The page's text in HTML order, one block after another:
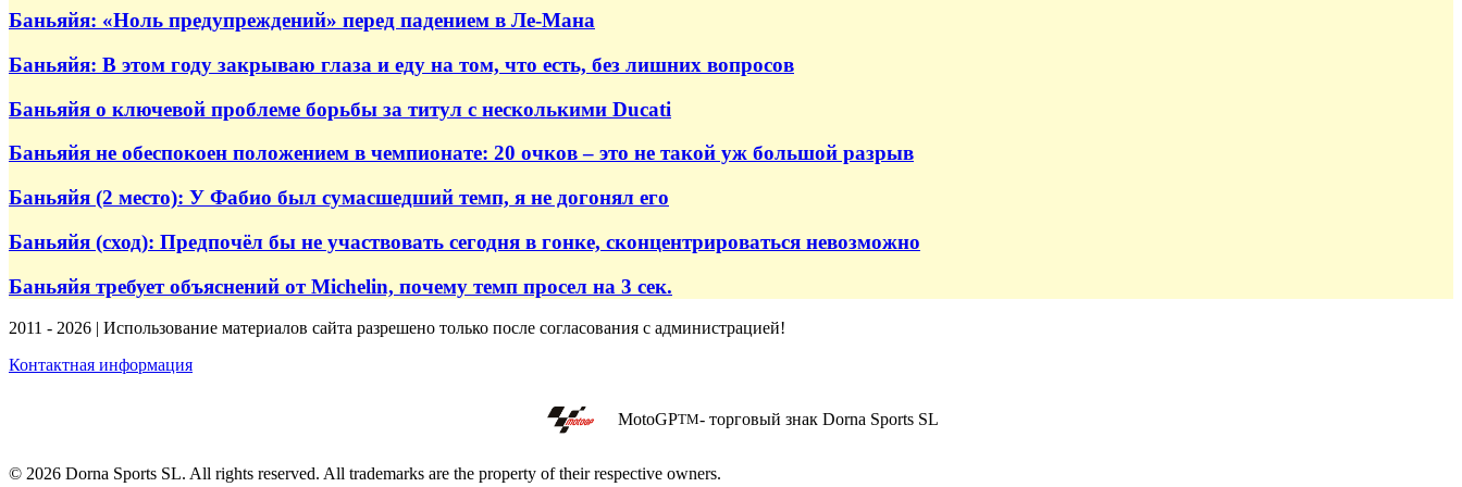
Баньяйя: «Ноль предупреждений» перед падением в Ле-Мана
Баньяйя: В этом году закрываю глаза и еду на том, что есть, без лишних вопросов
Баньяйя о ключевой проблеме борьбы за титул с несколькими Ducati
Баньяйя не обеспокоен положением в чемпионате: 20 очков – это не такой уж большой разрыв
Баньяйя (2 место): У Фабио был сумасшедший темп, я не догонял его
Баньяйя (сход): Предпочёл бы не участвовать сегодня в гонке, сконцентрироваться невозможно
Баньяйя требует объяснений от Michelin, почему темп просел на 3 сек.
2011 - 2026 | Использование материалов сайта разрешено только после согласования с администрацией!
Контактная информация
MotoGPTM- торговый знак Dorna Sports SL
© 2026 Dorna Sports SL. All rights reserved. All trademarks are the property of their respective owners.